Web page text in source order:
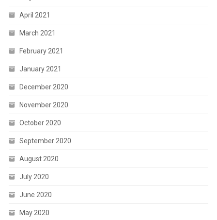
April 2021
March 2021
February 2021
January 2021
December 2020
November 2020
October 2020
September 2020
August 2020
July 2020
June 2020
May 2020